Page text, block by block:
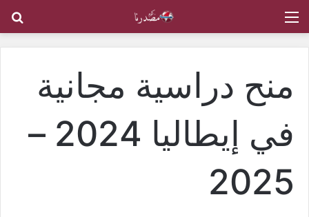
القائمة
منح دراسية مجانية
في إيطاليا 2024 –
2025